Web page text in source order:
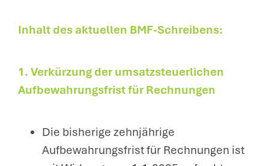
Inhalt des aktuellen BMF-Schreibens:
1. Verkürzung der umsatzsteuerlichen
Aufbewahrungsfrist für Rechnungen
Die bisherige zehnjährige
Aufbewahrungsfrist für Rechnungen ist